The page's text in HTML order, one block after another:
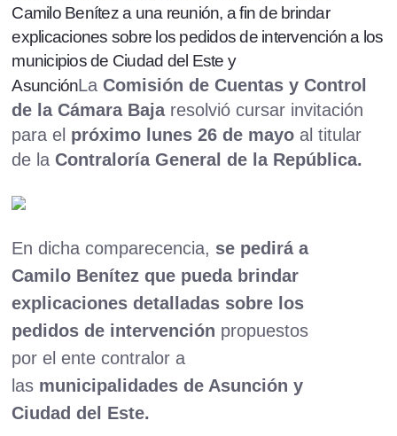
Camilo Benítez a una reunión, a fin de brindar
explicaciones sobre los pedidos de intervención a los
municipios de Ciudad del Este y
AsunciónLa Comisión de Cuentas y Control
de la Cámara Baja resolvió cursar invitación
para el próximo lunes 26 de mayo al titular
de la Contraloría General de la República.
En dicha comparecencia, se pedirá a
Camilo Benítez que pueda brindar
explicaciones detalladas sobre los
pedidos de intervención propuestos
por el ente contralor a
las municipalidades de Asunción y
Ciudad del Este.